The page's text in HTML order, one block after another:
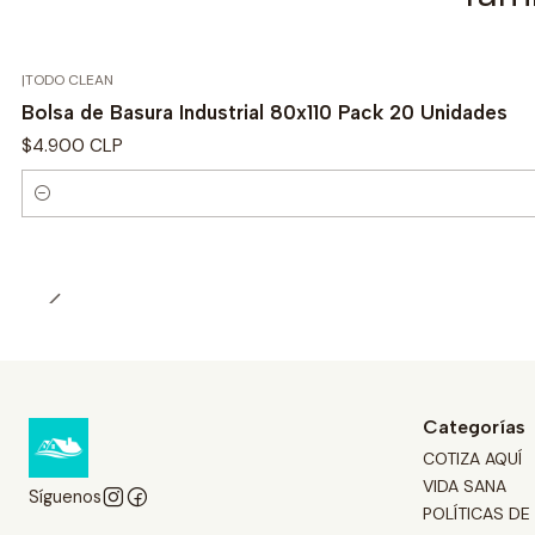
|TODO CLEAN
Bolsa de Basura Industrial 80x110 Pack 20 Unidades
$4.900 CLP
Cantidad
Síguenos
Categorías
COTIZA AQUÍ
VIDA SANA
POLÍTICAS DE